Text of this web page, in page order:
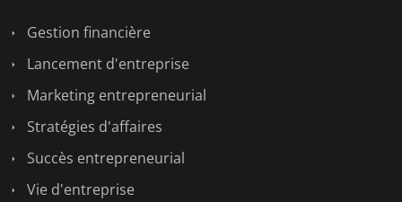
Gestion financière
Lancement d'entreprise
Marketing entrepreneurial
Stratégies d'affaires
Succès entrepreneurial
Vie d'entreprise